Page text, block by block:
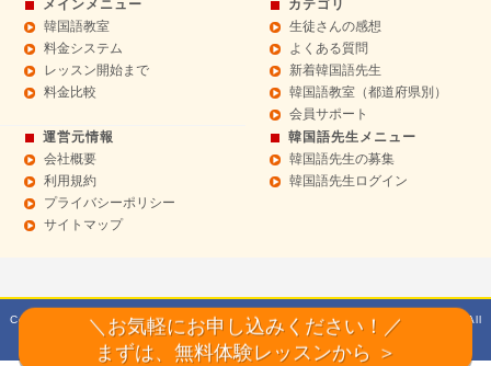
メインメニュー
韓国語教室
料金システム
レッスン開始まで
料金比較
カテゴリ
生徒さんの感想
よくある質問
新着韓国語先生
韓国語教室（都道府県別）
会員サポート
運営元情報
会社概要
利用規約
プライバシーポリシー
サイトマップ
韓国語先生メニュー
韓国語先生の募集
韓国語先生ログイン
Copyright© 2014 Sept 韓国語教室【ハングルドットコム】マンツーマンレッスン All
Rights Reserved.
＼お気軽にお申し込みください！／
まずは、無料体験レッスンから ＞